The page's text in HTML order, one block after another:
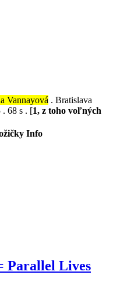
Vannayová . Bratislava
. 68 s . [1, z toho voľných
Info
Parallel Lives